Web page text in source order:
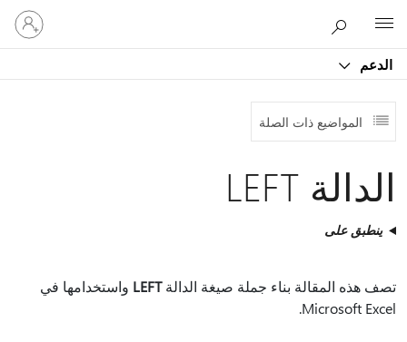
الدعم
تسجيل
الدخول
إلى
المواضيع ذات الصلة
الدالة LEFT
ينطبق على
تصف هذه المقالة بناء جملة صيغة الدالةLEFT واستخدامها في
Microsoft Excel.